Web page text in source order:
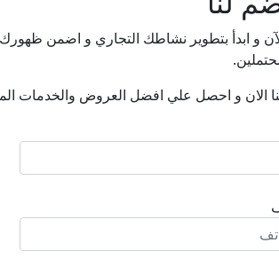
و ابدأ بتطوير نشاطك التجاري و اضمن
الان و احصل علي افضل العروض والخدمات